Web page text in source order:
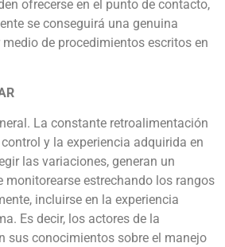
ofrecerse en el punto de contacto,
se conseguirá una genuina
de procedimientos escritos en
La constante retroalimentación
y la experiencia adquirida en
las variaciones, generan un
monitorearse estrechando los rangos
incluirse en la experiencia
Es decir, los actores de la
sus conocimientos sobre el manejo